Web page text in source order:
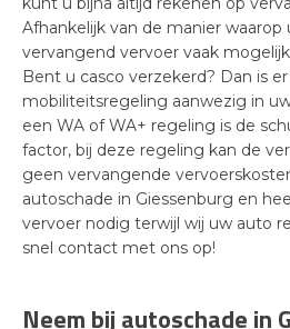
Afhankelijk van de manier
vervangend vervoer vaak
Bent u casco verzekerd? Dan is
mobiliteitsregeling aanwezig in
een WA of WA+ regeling is de
factor, bij deze regeling kan de
geen vervangende
autoschade in Giessenburg en
vervoer nodig terwijl wij uw auto
snel contact met ons op!
Neem bij autoschade in